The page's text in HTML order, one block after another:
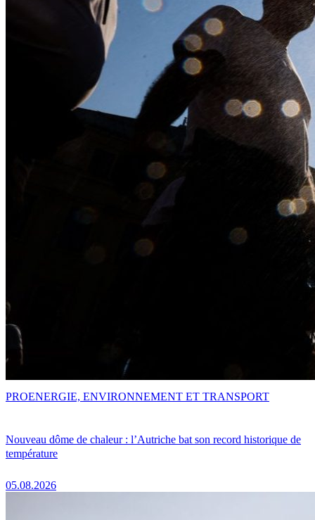
Nouveau dôme de chaleur : l’Autriche bat son record historique de
température
05.08.2026
PROENERGIE, ENVIRONNEMENT ET TRANSPORT